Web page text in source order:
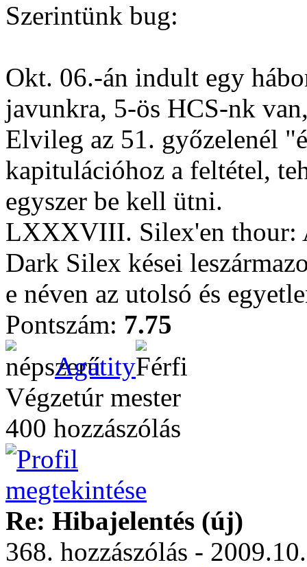
Szerintünk bug:
Okt. 06.-án indult egy
javunkra, 5-ös HCS-nk
Elvileg az 51. győzelenél
kapitulációhoz a feltétel,
egyszer be kell ütni.
LXXXVIII. Silex'en thour:
Dark Silex kései
e néven az utolsó és
Pontszám: 7.75
Agatity
Végzetúr mester
400 hozzászólás
Re: Hibajelentés (új)
368. hozzászólás -